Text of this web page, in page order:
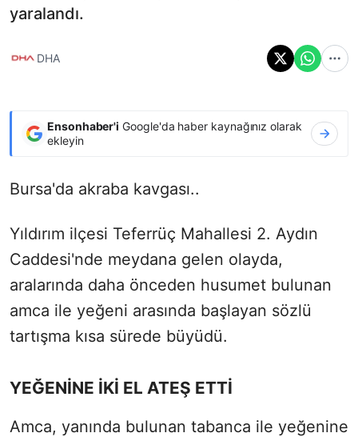
yaralandı.
DHA
Ensonhaber'i Google'da haber kaynağınız olarak
ekleyin
Bursa'da akraba kavgası..
Yıldırım ilçesi Teferrüç Mahallesi 2. Aydın
Caddesi'nde meydana gelen olayda,
aralarında daha önceden husumet bulunan
amca ile yeğeni arasında başlayan sözlü
tartışma kısa sürede büyüdü.
YEĞENİNE İKİ EL ATEŞ ETTİ
Amca, yanında bulunan tabanca ile yeğenine